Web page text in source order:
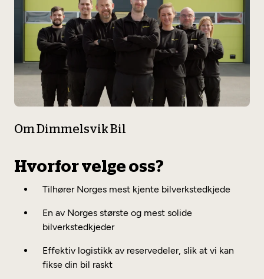
Service
Om Dimmelsvik Bil
Hvorfor velge oss?
Tilhører Norges mest kjente bilverkstedkjede
En av Norges største og mest solide
bilverkstedkjeder
Effektiv logistikk av reservedeler, slik at vi kan
fikse din bil raskt